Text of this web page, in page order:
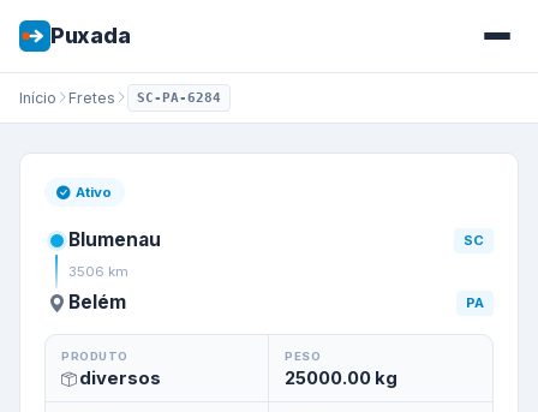
Puxada
Início Fretes SC-PA-6284
Frete de
Ativo
Blumenau
SC
3506 km
Belém PA
PRODUTO
diversos
PESO
25000.00 kg